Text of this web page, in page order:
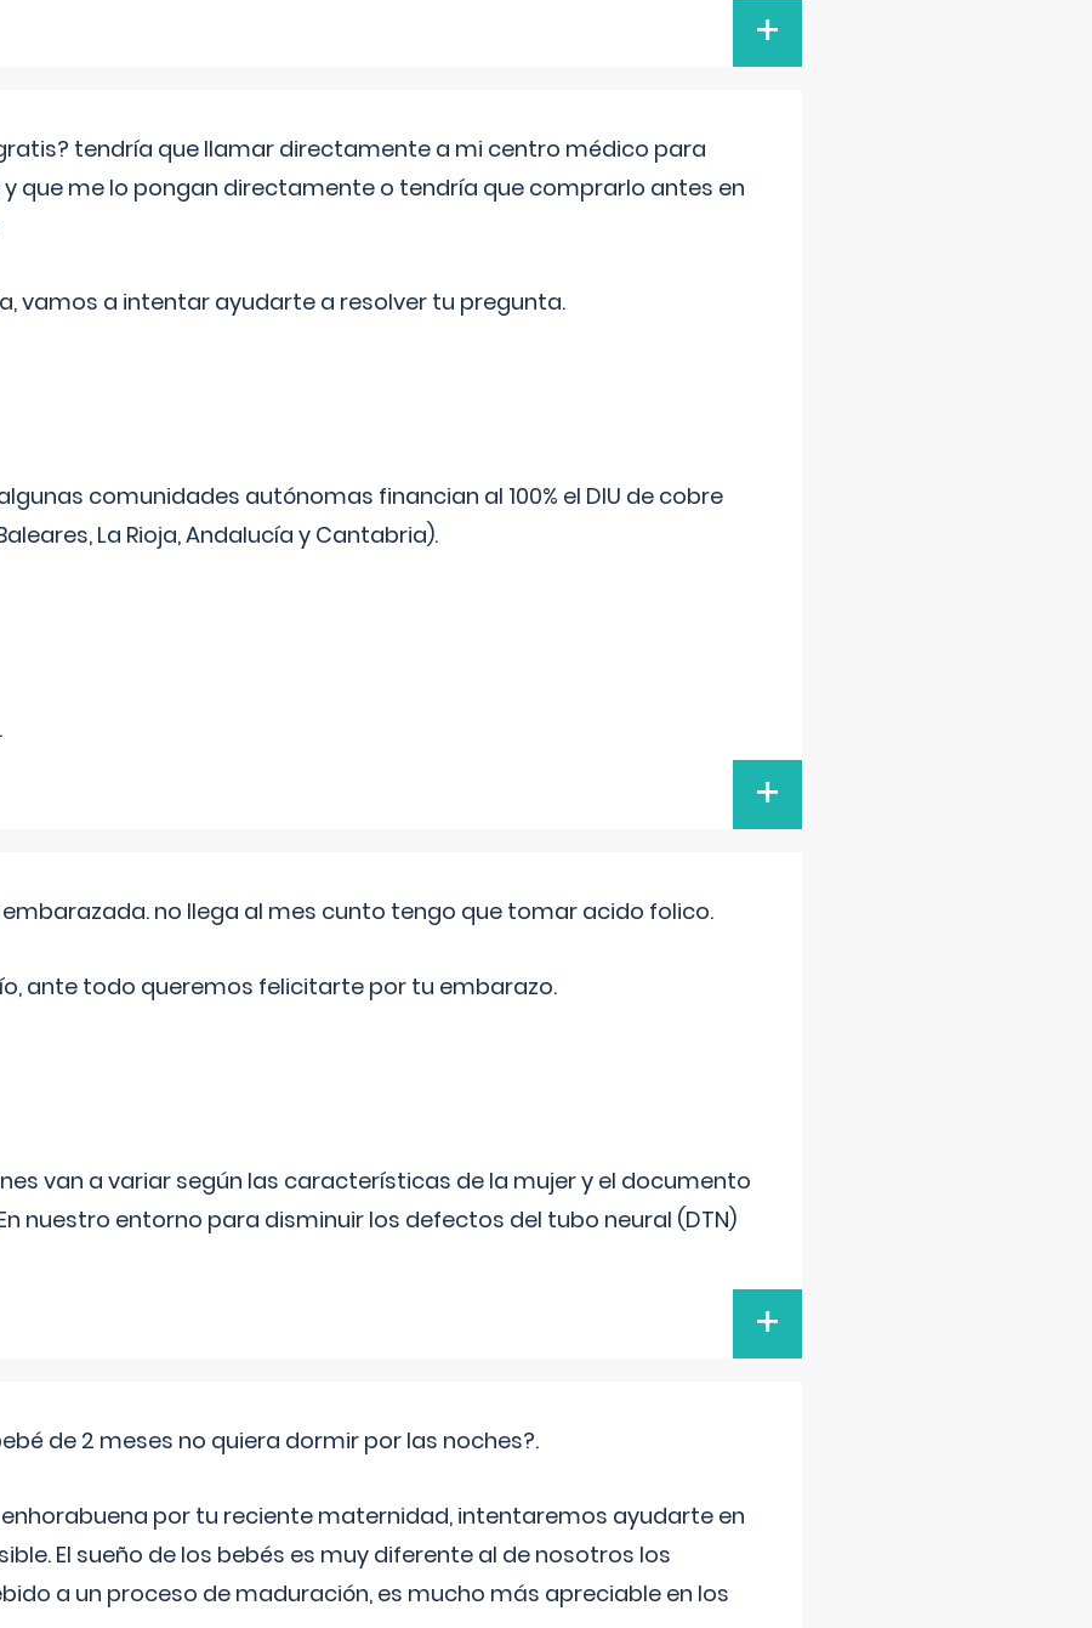
+
tendría que llamar directamente a mi centro médico para
que me lo pongan directamente o tendría que comprarlo antes en
vamos a intentar ayudarte a resolver tu pregunta.
comunidades autónomas financian al 100% el DIU de cobre
La Rioja, Andalucía y Cantabria).
+
no llega al mes cunto tengo que tomar acido folico.
ante todo queremos felicitarte por tu embarazo.
van a variar según las características de la mujer y el documento
nuestro entorno para disminuir los defectos del tubo neural (DTN)
+
de 2 meses no quiera dormir por las noches?.
por tu reciente maternidad, intentaremos ayudarte en
El sueño de los bebés es muy diferente al de nosotros los
a un proceso de maduración, es mucho más apreciable en los